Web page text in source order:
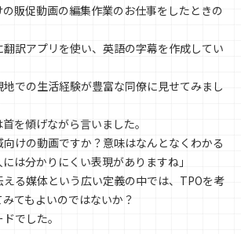
販促動画の編集作業のお仕事をしたときの
訳アプリを使い、英語の字幕を作成してい
での生活経験が豊富な同僚に見せてみまし
を傾げながら言いました。
向けの動画ですか？意味はなんとなくわかる
は分かりにくい表現がありますね」
える媒体という広い定義の中では、TPOを考
てもよいのではないか？
でした。